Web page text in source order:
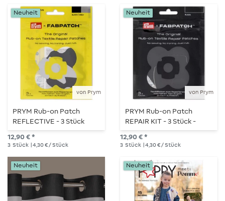
von Prym
Neuheit
PRYM Rub-on Patch
REFLECTIVE - 3 Stück
12,90 € *
3 Stück | 4,30 € / Stück
von Prym
Neuheit
PRYM Rub-on Patch
REPAIR KIT - 3 Stück -
schwarz
12,90 € *
3 Stück | 4,30 € / Stück
Neuheit Neuheit